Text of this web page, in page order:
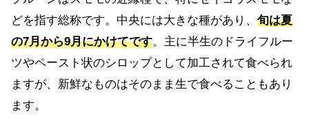
どを指す総称です。中央には大きな種があり、 旬は夏
の7月から9月にかけてです。主に半生のドライフルー
ツやペースト状のシロップとして加工されて食べられ
ますが、新鮮なものはそのまま生で食べることもあり
ます。